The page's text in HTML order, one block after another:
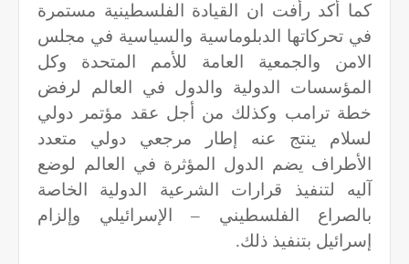
كما أكد رأفت ان القيادة الفلسطينية مستمرة
في تحركاتها الدبلوماسية والسياسية في مجلس
الامن والجمعية العامة للأمم المتحدة وكل
المؤسسات الدولية والدول في العالم لرفض
خطة ترامب وكذلك من أجل عقد مؤتمر دولي
لسلام ينتج عنه إطار مرجعي دولي متعدد
الأطراف يضم الدول المؤثرة في العالم لوضع
آليه لتنفيذ قرارات الشرعية الدولية الخاصة
بالصراع الفلسطيني – الإسرائيلي وإلزام
إسرائيل بتنفيذ ذلك.